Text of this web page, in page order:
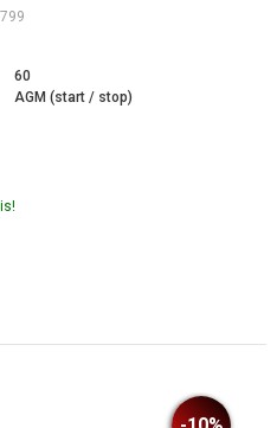
60
AGM (start / stop)